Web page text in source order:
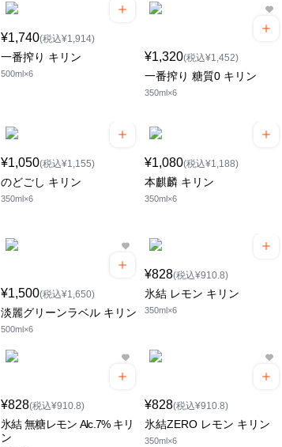
¥1,740(税込¥1,914)
一番搾り キリン
500ml×6
¥1,320(税込¥1,452)
一番搾り 糖質0 キリン
350ml×6
¥1,050(税込¥1,155)
のどごし キリン
350ml×6
¥1,080(税込¥1,188)
本麒麟 キリン
350ml×6
¥1,500(税込¥1,650)
淡麗グリーンラベル キリン
500ml×6
¥828(税込¥910.8)
氷結 レモン キリン
350ml×6
¥828(税込¥910.8)
氷結 無糖レモン Alc.7% キリ
ン
¥828(税込¥910.8)
氷結ZERO レモン キリン
350ml×6